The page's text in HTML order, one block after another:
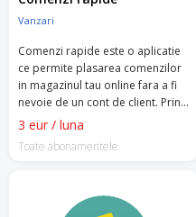
Vanzari
Comenzi rapide este o aplicatie
ce permite plasarea comenzilor
in magazinul tau online fara a fi
nevoie de un cont de client. Prin
simpla apasare a unui buton,
dorite rapid si simplu.
3 eur / luna
Toate abonamentele